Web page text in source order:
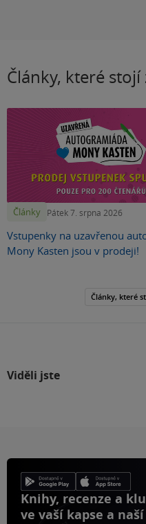
Články, které
Články Pátek 7. srpna 2026
Vstupenky na uzavřenou
Mony Kasten jsou v prodeji!
Články, které
Viděli jste
Knihy, recenze a
ve vaší kapse a